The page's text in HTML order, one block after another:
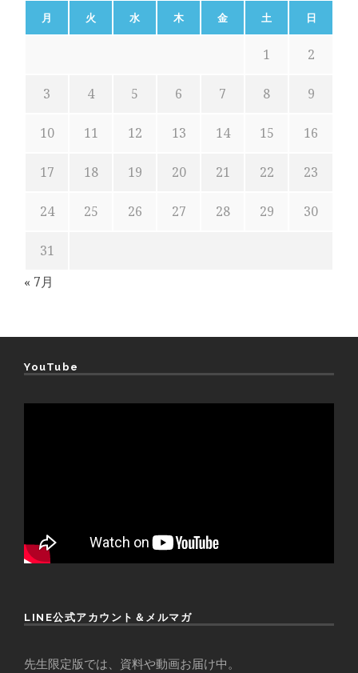
月 火 水 木 金 土 日
1 2
3 4 5 6 7 8 9
10 11 12 13 14 15 16
17 18 19 20 21 22 23
24 25 26 27 28 29 30
31
« 7月
YouTube
LINE公式アカウント＆メルマガ
先生限定版では、資料や動画お届け中。